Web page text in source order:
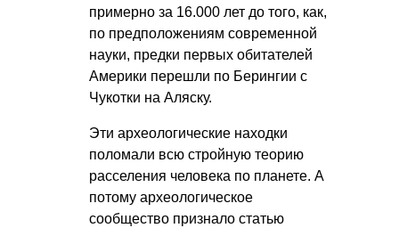
примерно за 16.000 лет до того, как,
по предположениям современной
науки, предки первых обитателей
Америки перешли по Берингии с
Чукотки на Аляску.
Эти археологические находки
поломали всю стройную теорию
расселения человека по планете. А
потому археологическое
сообщество признало статью